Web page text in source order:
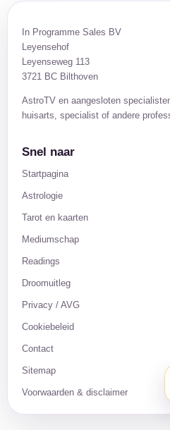
In Programme Sales BV
Leyensehof
Leyenseweg 113
3721 BC Bilthoven
AstroTV en aangesloten
huisarts, specialist of andere
Snel naar
Startpagina
Astrologie
Tarot en kaarten
Mediumschap
Readings
Droomuitleg
Privacy / AVG
Cookiebeleid
Contact
Sitemap
Voorwaarden & disclaimer